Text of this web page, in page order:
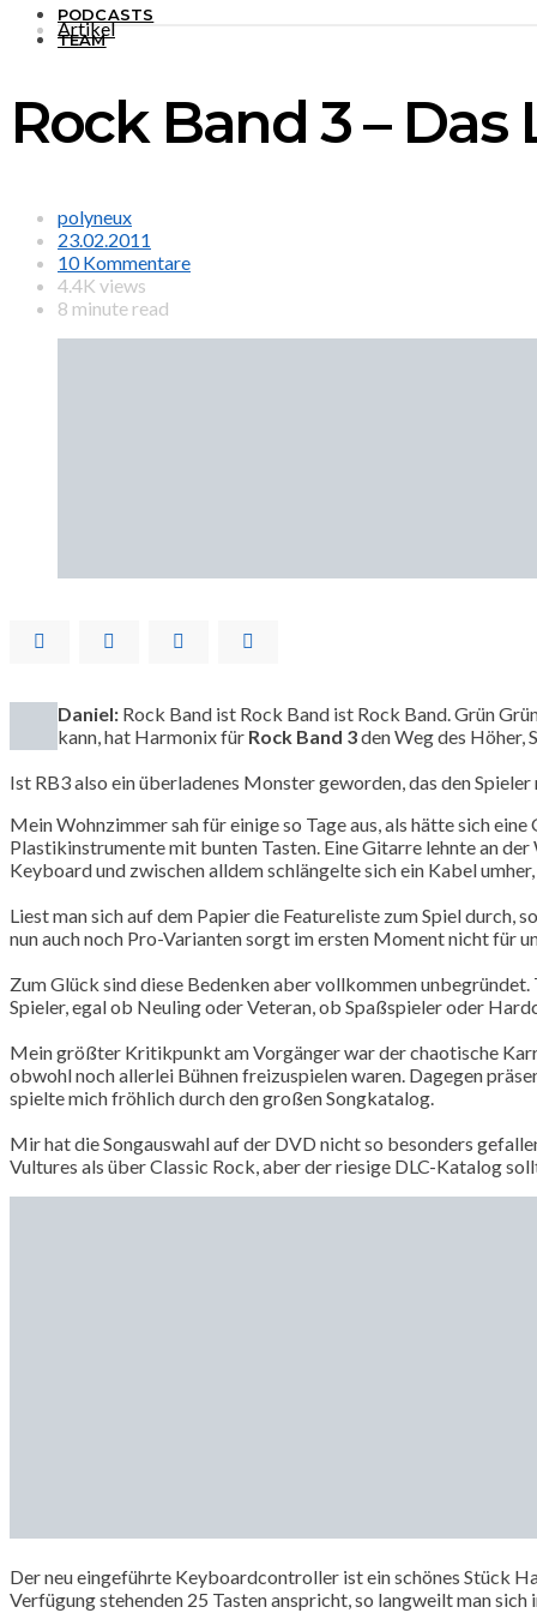
PODCASTS
TEAM
Artikel
Rock Band 3 –
polyneux
23.02.2011
10 Kommentare
4.4K views
8 minute read
Daniel: Rock Band ist Rock Band ist Rock Band. Grün
kann, hat Harmonix für Rock Band 3den Weg des Höher,
Ist RB3 also ein überladenes Monster geworden, das den
Mein Wohnzimmer sah für einige so Tage aus, als hätte sich
Plastikinstrumente mit bunten Tasten. Eine Gitarre lehnte an der
Keyboard und zwischen alldem schlängelte sich ein Kabel
Liest man sich auf dem Papier die Featureliste zum Spiel durch,
nun auch noch Pro-Varianten sorgt im ersten Moment nicht für
Zum Glück sind diese Bedenken aber vollkommen
Spieler, egal ob Neuling oder Veteran, ob Spaßspieler oder
Mein größter Kritikpunkt am Vorgänger war der chaotische
obwohl noch allerlei Bühnen freizuspielen waren. Dagegen
spielte mich fröhlich durch den großen Songkatalog.
Mir hat die Songauswahl auf der DVD nicht so besonders
Vultures als über Classic Rock, aber der riesige DLC-Katalog
Der neu eingeführte Keyboardcontroller ist ein schönes Stück
Verfügung stehenden 25 Tasten anspricht, so langweilt man